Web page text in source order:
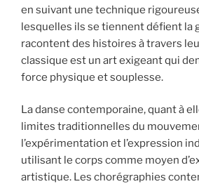
en suivant une technique
lesquelles ils se tiennent défient la
racontent des histoires à travers
classique est un art exigeant qui
force physique et souplesse.
La danse contemporaine, quant à
limites traditionnelles du
l’expérimentation et l’expression
utilisant le corps comme moyen
artistique. Les chorégraphies